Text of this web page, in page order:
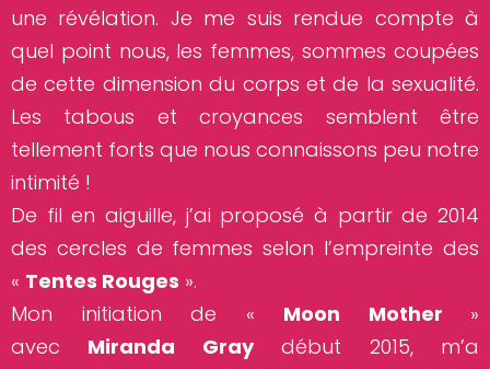
une révélation. Je me suis rendue compte à
quel point nous, les femmes, sommes coupées
de cette dimension du corps et de la sexualité.
Les tabous et croyances semblent être
tellement forts que nous connaissons peu notre
intimité !
De fil en aiguille, j’ai proposé à partir de 2014
des cercles de femmes selon l’empreinte des
« Tentes Rouges ».
Mon initiation de « Moon Mother »
avec Miranda Graydébut 2015, m’a